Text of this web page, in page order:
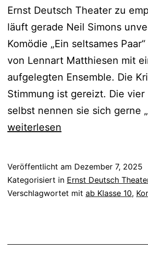
Ernst Deutsch Theater zu
läuft gerade Neil Simons
Komödie „Ein seltsames
von Lennart Matthiesen mit
aufgelegten Ensemble. Die
Stimmung ist gereizt. Die vier
selbst nennen sie sich gerne
weiterlesen
Veröffentlicht am Dezember 7, 2025
Kategorisiert in Ernst Deutsch
Verschlagwortet mit ab Klasse 10,